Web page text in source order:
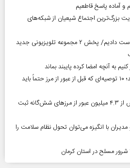
آماده پاسخ قاطعیم
صدا؛ روایت بزرگ‌ترین اجتماع شیعیان از شبکه‌های
هنرمند منحصر‌به‌فردی را از دست دادیم/ پخش ۲ مجموعه تلویزیونی جدید
به آنچه امضا کرده پایبند بماند
بازگشت زائران اربعین آغاز شد؛ ۱۰ توصیه‌ای که قبل از عبور از مرز حتماً باید
رکورد تردد زائران اربعین؛ بیش از ۴.۳ میلیون عبور از مرزهای شش‌گانه ثبت
مدیران با انگیزه می‌توان تحول نظام سلامت را